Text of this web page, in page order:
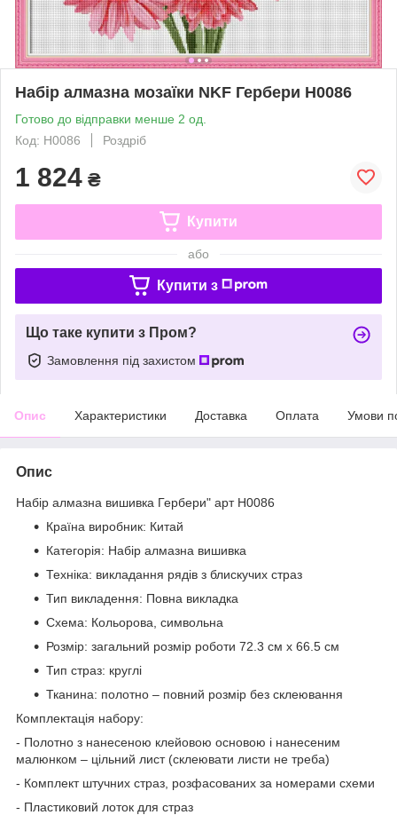
Набір алмазна мозаїки NKF Гербери H0086
Готово до відправки менше 2 од.
Код: H0086
Роздріб
1 824 ₴
Купити
або
Купити з
Що таке купити з Пром?
Замовлення під захистом
Опис Характеристики Доставка Оплата Умови
Опис
Набір алмазна вишивка Гербери" арт H0086
Країна виробник: Китай
Категорія: Набір алмазна вишивка
Техніка: викладання рядів з блискучих страз
Тип викладення: Повна викладка
Схема: Кольорова, символьна
Розмір: загальний розмір роботи 72.3 см х 66.5 см
Тип страз: круглі
Тканина: полотно – повний розмір без склеювання
Комплектація набору:
- Полотно з нанесеною клейовою основою і нанесеним
малюнком – цільний лист (склеювати листи не треба)
- Комплект штучних страз, розфасованих за номерами схеми
- Пластиковий лоток для страз